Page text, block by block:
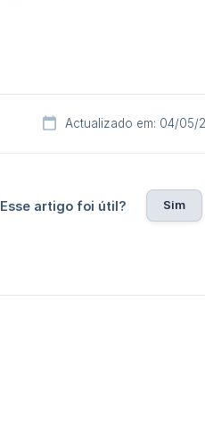
Actualizado em: 04/05/
Esse artigo foi útil? Sim